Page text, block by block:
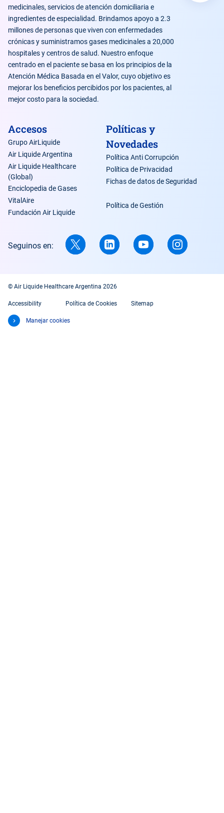
medicinales, servicios de atención domiciliaria e
ingredientes de especialidad. Brindamos apoyo a 2.3
millones de personas que viven con enfermedades
crónicas y suministramos gases medicinales a 20,000
hospitales y centros de salud. Nuestro enfoque
centrado en el paciente se basa en los principios de la
Atención Médica Basada en el Valor, cuyo objetivo es
mejorar los beneficios percibidos por los pacientes, al
mejor costo para la sociedad.
Accesos
Grupo AirLiquide
Air Liquide Argentina
Air Liquide Healthcare
(Global)
Enciclopedia de Gases
VitalAire
Fundación Air Liquide
Políticas y
Novedades
Política Anti Corrupción
Política de Privacidad
Fichas de datos de Seguridad
Política de Gestión
Seguinos en:
© Air Liquide Healthcare Argentina 2026
Accessibility Política de Cookies Sitemap
Manejar cookies